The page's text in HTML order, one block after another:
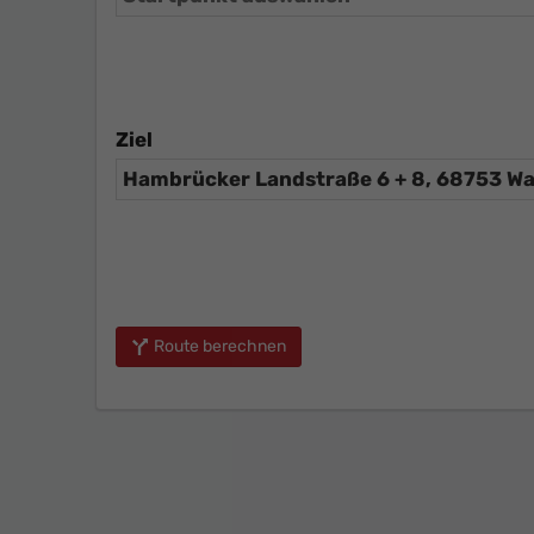
Ziel
Route berechnen